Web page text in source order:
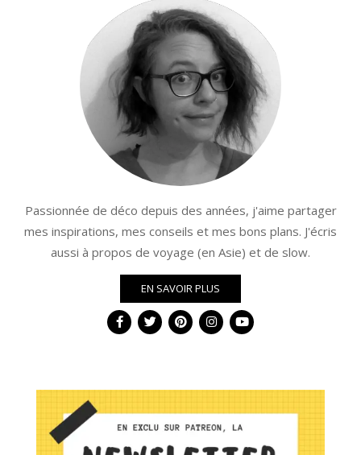
Passionnée de déco depuis des années, j'aime partager
mes inspirations, mes conseils et mes bons plans. J'écris
aussi à propos de voyage (en Asie) et de slow.
EN SAVOIR PLUS